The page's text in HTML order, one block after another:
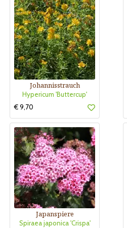
Johannisstrauch
Hypericum 'Buttercup'
€ 9,70
Japanspiere
Spiraea japonica 'Crispa'